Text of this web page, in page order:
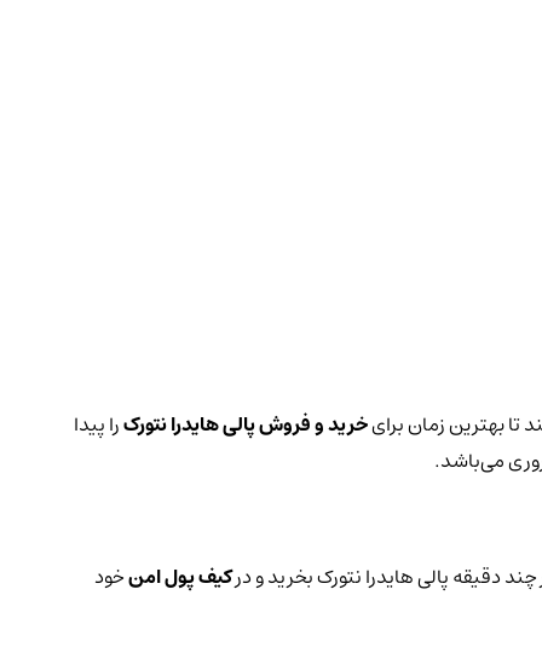
تا بهترین زمان برایخرید و فروش پالی هایدرا نتورکرا پیدا
می‌باشد.
دقیقه پالی هایدرا نتورک بخرید و درکیف پول امنخود